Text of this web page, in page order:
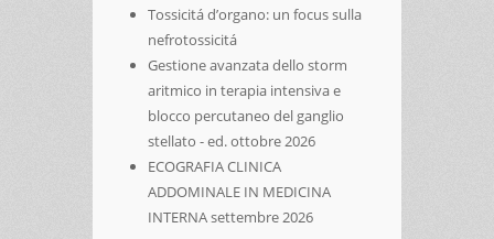
Tossicitá d’organo: un focus sulla
nefrotossicitá
Gestione avanzata dello storm
aritmico in terapia intensiva e
blocco percutaneo del ganglio
stellato - ed. ottobre 2026
ECOGRAFIA CLINICA
ADDOMINALE IN MEDICINA
INTERNA settembre 2026